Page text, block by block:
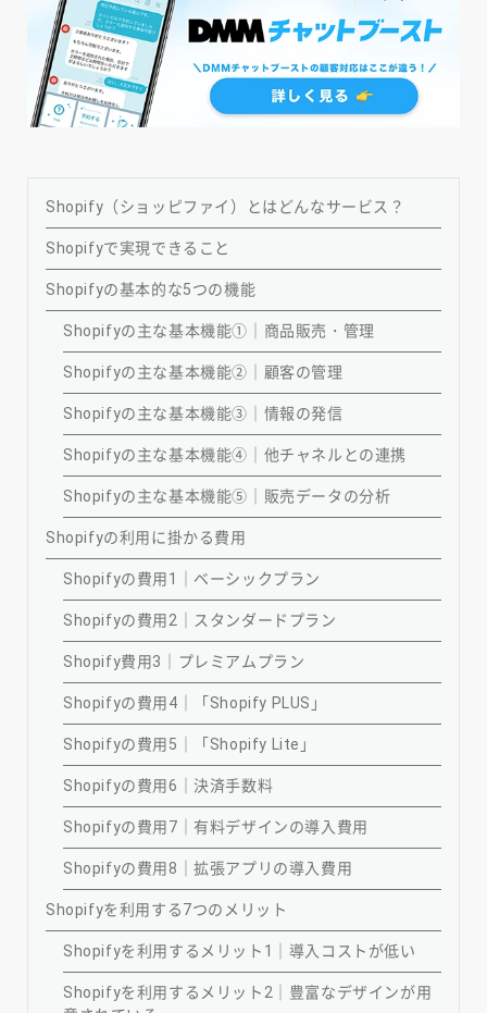
Shopify（ショッピファイ）とはどんなサービス？
Shopifyで実現できること
Shopifyの基本的な5つの機能
Shopifyの主な基本機能①｜商品販売・管理
Shopifyの主な基本機能②｜顧客の管理
Shopifyの主な基本機能③｜情報の発信
Shopifyの主な基本機能④｜他チャネルとの連携
Shopifyの主な基本機能⑤｜販売データの分析
Shopifyの利用に掛かる費用
Shopifyの費用1｜ベーシックプラン
Shopifyの費用2｜スタンダードプラン
Shopify費用3｜プレミアムプラン
Shopifyの費用4｜「Shopify PLUS」
Shopifyの費用5｜「Shopify Lite」
Shopifyの費用6｜決済手数料
Shopifyの費用7｜有料デザインの導入費用
Shopifyの費用8｜拡張アプリの導入費用
Shopifyを利用する7つのメリット
Shopifyを利用するメリット1｜導入コストが低い
Shopifyを利用するメリット2｜豊富なデザインが用